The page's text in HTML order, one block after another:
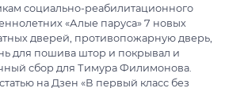
социально-реабилитационного
«Алые паруса» 7 новых
дверей, противопожарную дверь,
для пошива штор и покрывал и
сбор для Тимура Филимонова.
на Дзен «В первый класс без